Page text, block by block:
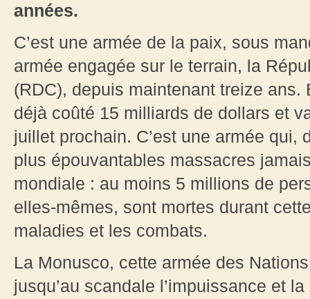
années.
C’est une armée de la paix, sous
armée engagée sur le terrain, la
(RDC), depuis maintenant treize
déjà coûté 15 milliards de dollars et
juillet prochain. C’est une armée
plus épouvantables massacres
mondiale : au moins 5 millions de
elles-mêmes, sont mortes durant
maladies et les combats.
La Monusco, cette armée des
jusqu’au scandale l’impuissance et